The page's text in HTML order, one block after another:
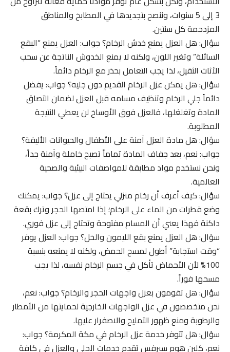
3 إلى 5 سنوات، وننصح بتجديدها في المطابخ والمناطق
المزدحمة كل سنتين.
سؤال: هل العزل يمنع خدش الرخام؟ جواب: العزل يمنع “البقع
السائلة” وتغير اللون، ولكنه لا يمنع الخدوش الناتجة عن سحب
الأثاث الثقيل، لذا يجب التعامل بحذر مع الرخام دائماً.
سؤال: هل يمكن عزل الرخام القديم دون جليه؟ جواب: يفضل
دائماً جلي الرخام وتنظيف مسامه قبل العزل لضمان التصاق
المادة وتغلغلها، فالعزل فوق الأوساخ لن يعطي النتيجة
المطلوبة.
سؤال: هل مادة العزل آمنة على الأطفال والحيوانات الأليفة؟
جواب: نعم، بعد جفاف المادة تماماً تصبح خاملة وآمنة جداً،
ونحن نستخدم مواد مطابقة للمواصفات البيئية والصحية
العالمية.
سؤال: كيف أعرف أن رخام منزلي يحتاج إلى عزل؟ جواب: يمكنك
وضع قطرات من الماء على الرخام؛ إذا امتصها الحجر وترك بقعة
داكنة فهذا يعني أن المسام مفتوحة وتحتاج إلى عزل فوري.
سؤال: هل العزل يمنع بقع الليمون والخل؟ جواب: العزل يوفر
“وقت استجابة” أطول لمسح الحمض، ولكنه لا يمنعه بنسبة
100% لأن الأحماض تأكل في جسم الرخام نفسه، لذا يجب
مسحها فوراً.
سؤال: هل تقومون بعزل واجهات الحجر والرخام؟ جواب: نعم،
نحن متخصصون في عزل الواجهات الخارجية لحمايتها من الأمطار
والرطوبة ومنع ظهور التمليح والاصفرار عليها.
سؤال: هل تتوفر خدمة عزل الرخام في مكة المكرمة؟ جواب:
نعم، كلين هوم سيرفس تقدم خدمات الجلي والعزل في كافة